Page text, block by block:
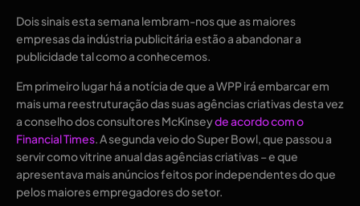
Dois sinais esta semana lembram-nos que as maiores
empresas da indústria publicitária estão a abandonar a
publicidade tal como a conhecemos.
Em primeiro lugar há a notícia de que a WPP irá embarcar em
mais uma reestruturação das suas agências criativas desta vez
a conselho dos consultores McKinseyde acordo com o
Financial Times. A segunda veio do Super Bowl, que passou a
servir como vitrine anual das agências criativas – e que
apresentava mais anúncios feitos por independentes do que
pelos maiores empregadores do setor.